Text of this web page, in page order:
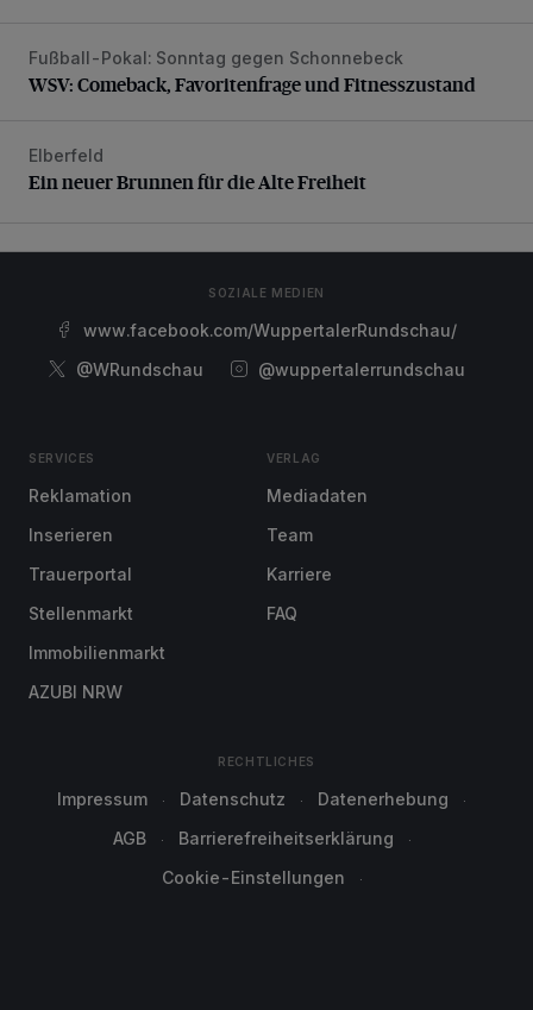
WSV: Comeback, Favoritenfrage und Fitnesszustand
Fußball-Pokal: Sonntag gegen Schonnebeck
WSV: Comeback, Favoritenfrage und Fitnesszustand
Ein neuer Brunnen für die Alte Freiheit
Elberfeld
Ein neuer Brunnen für die Alte Freiheit
SOZIALE MEDIEN
www.facebook.com/WuppertalerRundschau/
@WRundschau
@wuppertalerrundschau
SERVICES
Reklamation
Inserieren
Trauerportal
Stellenmarkt
Immobilienmarkt
AZUBI NRW
VERLAG
Mediadaten
Team
Karriere
FAQ
RECHTLICHES
Impressum Datenschutz
Datenerhebung
AGB
Barrierefreiheitserklärung
Cookie-Einstellungen